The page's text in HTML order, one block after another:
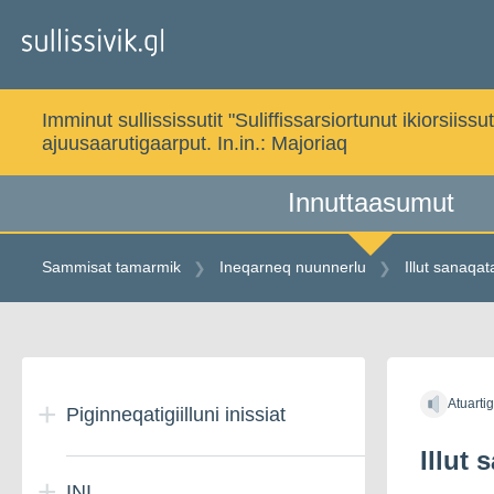
Imminut sullississutit "Suliffissarsiortunut
ajuusaarutigaarput. In.in.: Majoriaq
Innuttaasumut
Sammisat tamarmik Ineqarneq nuunnerlu Illut
indholdetPiginneqatigiilluni inissiat
Illut